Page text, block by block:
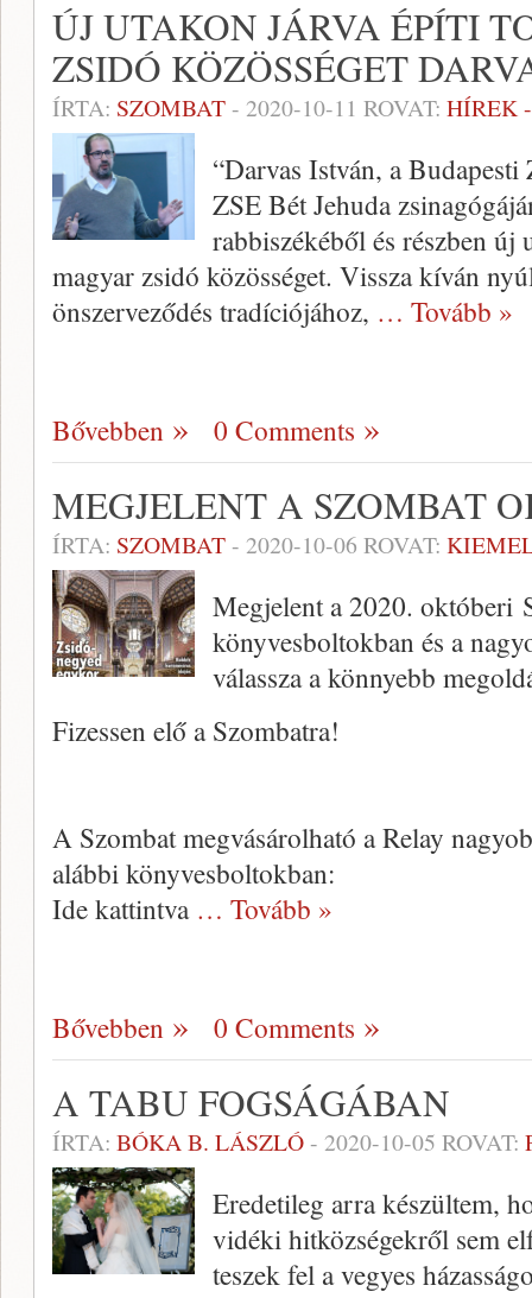
ÚJ UTAKON JÁRVA ÉPÍTI
ZSIDÓ KÖZÖSSÉGET
ÍRTA: SZOMBAT- 2020-10-11 ROVAT: HÍREK
“Darvas István, a
ZSE Bét Jehuda
rabbiszékéből és részben új
magyar zsidó közösséget. Vissza kíván
önszerveződés tradíciójához, … Tovább »
Bővebben 0 Comments
MEGJELENT A SZOMBAT
ÍRTA: SZOMBAT- 2020-10-06 ROVAT:
Megjelent a 2020. októberi
könyvesboltokban és a
válassza a könnyebb
Fizessen elő a Szombatra!
A Szombat megvásárolható a Relay
alábbi könyvesboltokban:
Ide kattintva … Tovább »
Bővebben 0 Comments
A TABU FOGSÁGÁBAN
ÍRTA: BÓKA B. LÁSZLÓ- 2020-10-05 ROVAT:
Eredetileg arra készültem,
vidéki hitközségekről sem
teszek fel a vegyes